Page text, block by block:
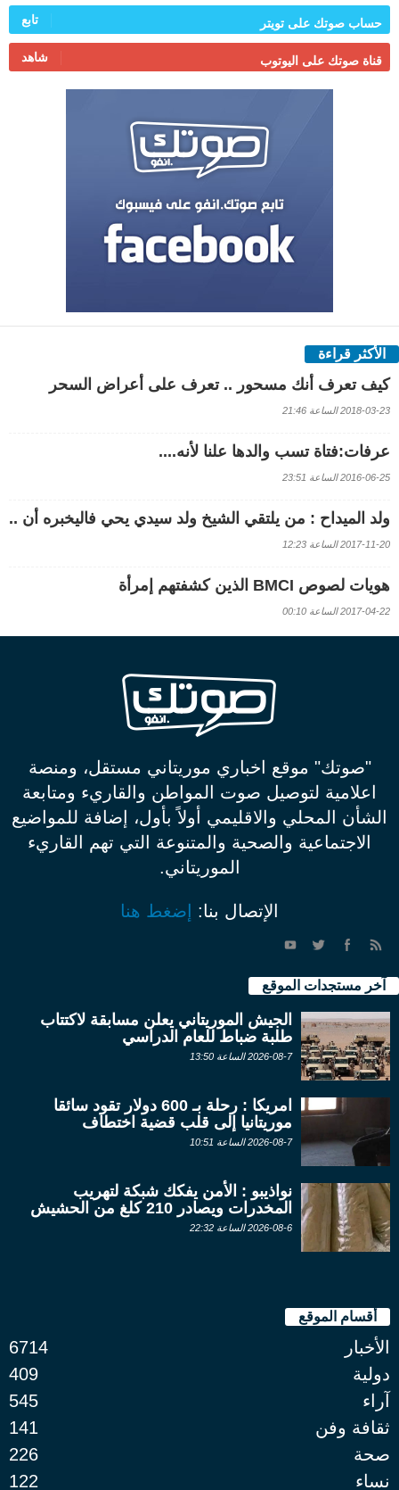
حساب صوتك على تويتر تابع
قناة صوتك على اليوتوب شاهد
الأكثر قراءة
كيف تعرف أنك مسحور .. تعرف على أعراض السحر
2018-03-23 الساعة 21:46
عرفات:فتاة تسب والدها علنا لأنه....
2016-06-25 الساعة 23:51
ولد الميداح : من يلتقي الشيخ ولد سيدي يحي فاليخبره أن ..
2017-11-20 الساعة 12:23
هويات لصوص BMCI الذين كشفتهم إمرأة
2017-04-22 الساعة 00:10
"صوتك" موقع اخباري موريتاني مستقل، ومنصة
اعلامية لتوصيل صوت المواطن والقاريء ومتابعة
الشأن المحلي والاقليمي أولاً بأول، إضافة للمواضيع
الاجتماعية والصحية والمتنوعة التي تهم القاريء
الموريتاني.
الإتصال بنا: إضغط هنا
آخر مستجدات الموقع
الجيش الموريتاني يعلن مسابقة لاكتتاب
طلبة ضباط للعام الدراسي
2026-08-7 الساعة 13:50
امريكا : رحلة بـ 600 دولار تقود سائقا
موريتانيا إلى قلب قضية اختطاف
2026-08-7 الساعة 10:51
نواذيبو : الأمن يفكك شبكة لتهريب
المخدرات ويصادر 210 كلغ من الحشيش
2026-08-6 الساعة 22:32
أقسام الموقع
الأخبار
6714
دولية
409
آراء
545
ثقافة وفن
141
صحة
226
نساء
122